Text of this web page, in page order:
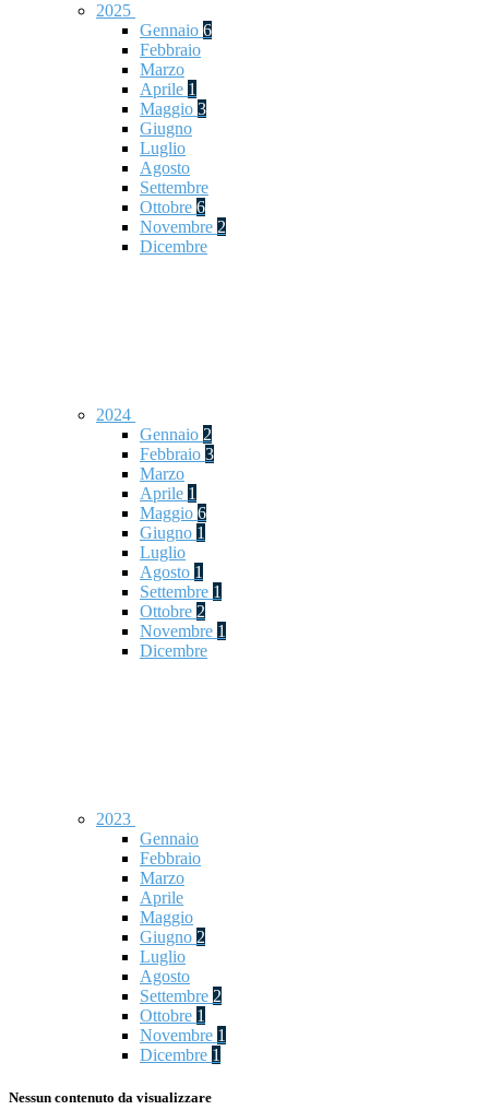
2025
Gennaio 6
Febbraio
Marzo
Aprile 1
Maggio 3
Giugno
Luglio
Agosto
Settembre
Ottobre 6
Novembre 2
Dicembre
2024
Gennaio 2
Febbraio 3
Marzo
Aprile 1
Maggio 6
Giugno 1
Luglio
Agosto 1
Settembre 1
Ottobre 2
Novembre 1
Dicembre
2023
Gennaio
Febbraio
Marzo
Aprile
Maggio
Giugno 2
Luglio
Agosto
Settembre 2
Ottobre 1
Novembre 1
Dicembre 1
Nessun contenuto da visualizzare